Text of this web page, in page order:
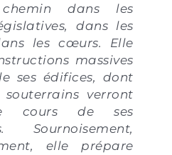
dans les
dans les
les cœurs. Elle
massives
ses édifices, dont
souterrains verront
cours de ses
Sournoisement,
elle prépare